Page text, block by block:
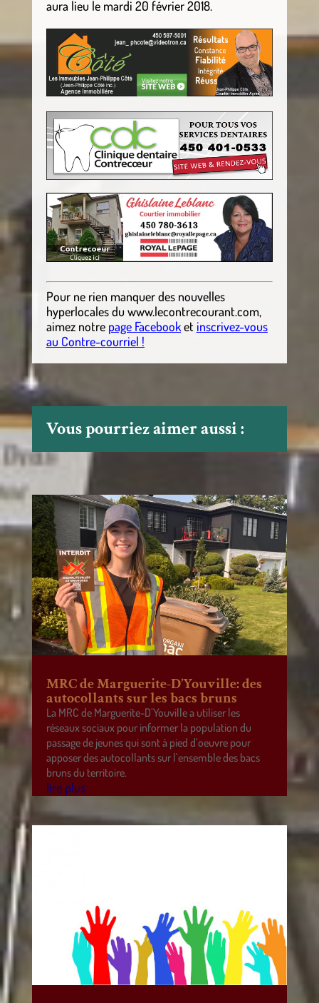
aura lieu le mardi 20 février 2018.
Pour ne rien manquer des nouvelles
hyperlocalesdu www.lecontrecourant.com,
aimez notre page Facebooket inscrivez-vous
au Contre-courriel !
Vous pourriez aimer aussi :
MRC de Marguerite-D’Youville: des
autocollants sur les bacs bruns
La MRC de Marguerite-D’Youville a utiliser les
réseaux sociaux pour informer la population du
passage de jeunes qui sont à pied d’oeuvre pour
apposer des autocollants sur l’ensemble des bacs
bruns du territoire.
lire plus